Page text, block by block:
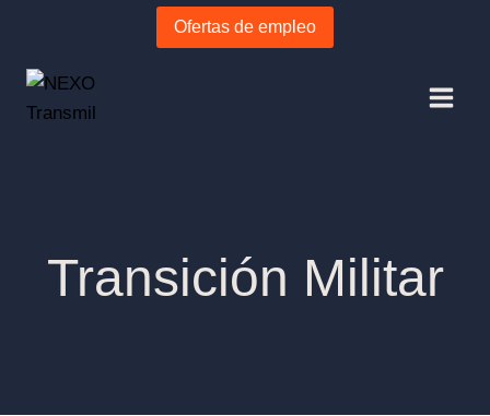
Ofertas de empleo
Transición Militar